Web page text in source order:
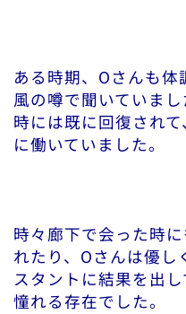
ある時期、Oさんも体
風の噂で聞いていま
時には既に回復され
に働いていました。
時々廊下で会った時
れたり、Oさんは優し
スタントに結果を出
憧れる存在でした。